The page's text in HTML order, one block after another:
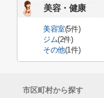
美容・健康
美容室(5件)
ジム(2件)
その他(1件)
市区町村から探す